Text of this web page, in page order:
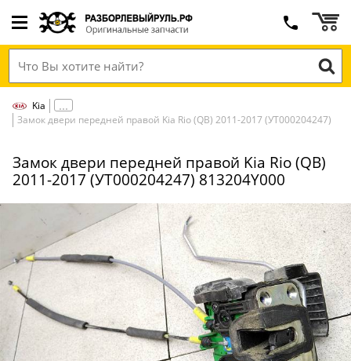
Kia
Замок двери передней правой Kia Rio (QB) 2011-2017 (УТ000204247)
Замок двери передней правой Kia Rio (QB)
2011-2017 (УТ000204247) 813204Y000